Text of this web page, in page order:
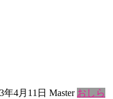
年4月11日 Master おしら